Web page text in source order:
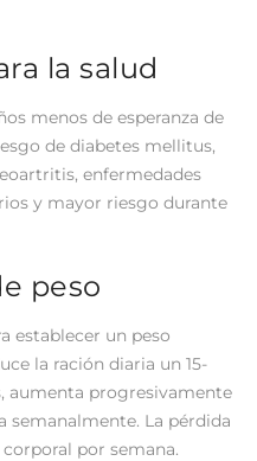
la salud
menos de esperanza de
de diabetes mellitus,
enfermedades
y mayor riesgo durante
peso
establecer un peso
la ración diaria un 15-
aumenta progresivamente
semanalmente. La pérdida
corporal por semana.